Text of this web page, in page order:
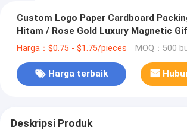
Custom Logo Paper Cardboard
Hitam / Rose Gold Luxury Magnetic
Ribbon Closure
Harga：$0.75 - $1.75/pieces MOQ：500
Harga terbaik
Deskripsi Produk